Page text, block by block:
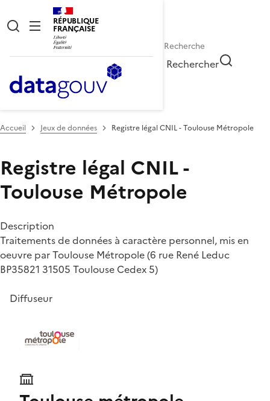
RÉPUBLIQUE
FRANÇAISE
Rechercher
Accueil Jeux de données Registre légal CNIL - Toulouse Métropole
Registre légal CNIL -
Toulouse Métropole
Description
Traitements de données à caractère personnel, mis en
oeuvre par Toulouse Métropole (6 rue René Leduc
BP35821 31505 Toulouse Cedex 5)
Diffuseur